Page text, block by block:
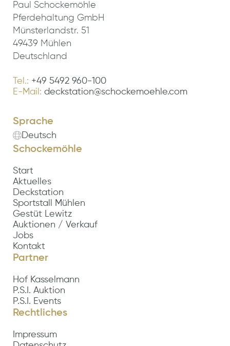
Paul Schockemöhle
Pferdehaltung GmbH
Münsterlandstr. 51
49439 Mühlen
Deutschland
Tel.: +49 5492 960-100
E-Mail: deckstation@schockemoehle.com
Sprache
Deutsch
Schockemöhle
Start
Aktuelles
Deckstation
Sportstall Mühlen
Gestüt Lewitz
Auktionen / Verkauf
Jobs
Kontakt
Partner
Hof Kasselmann
P.S.I. Auktion
P.S.I. Events
Rechtliches
Impressum